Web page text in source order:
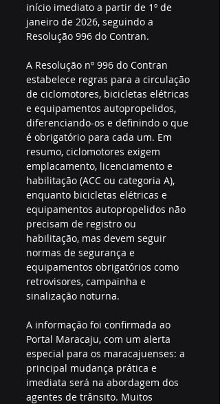
início imediato a partir de 1º de
janeiro de 2026, seguindo a
Resolução 996 do Contran.
A Resolução nº 996 do Contran
estabelece regras para a circulação
de ciclomotores, bicicletas elétricas
e equipamentos autopropelidos,
diferenciando-os e definindo o que
é obrigatório para cada um. Em
resumo, ciclomotores exigem
emplacamento, licenciamento e
habilitação (ACC ou categoria A),
enquanto bicicletas elétricas e
equipamentos autopropelidos não
precisam de registro ou
habilitação, mas devem seguir
normas de segurança e
equipamentos obrigatórios como
retrovisores, campainha e
sinalização noturna.
A informação foi confirmada ao
Portal Maracaju, com um alerta
especial para os maracajuenses: a
principal mudança prática e
imediata será na abordagem dos
agentes de trânsito. Muitos